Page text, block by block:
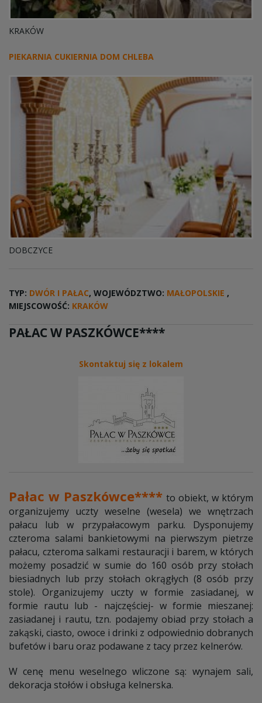
KRAKÓW
PIEKARNIA CUKIERNIA DOM CHLEBA
DOBCZYCE
TYP: DWÓR I PAŁAC, WOJEWÓDZTWO: MAŁOPOLSKIE ,
MIEJSCOWOŚĆ: KRAKÓW
PAŁAC W PASZKÓWCE****
Skontaktuj się z lokalem
Pałac w Paszkówce**** to obiekt, w którym
organizujemy uczty weselne (wesela) we wnętrzach
pałacu lub w przypałacowym parku. Dysponujemy
czteroma salami bankietowymi na pierwszym pietrze
pałacu, czteroma salkami restauracji i barem, w których
możemy posadzić w sumie do 160 osób przy stołach
biesiadnych lub przy stołach okrągłych (8 osób przy
stole). Organizujemy uczty w formie zasiadanej, w
formie rautu lub - najczęściej- w formie mieszanej:
zasiadanej i rautu, tzn. podajemy obiad przy stołach a
zakąski, ciasto, owoce i drinki z odpowiednio dobranych
bufetów i baru oraz podawane z tacy przez kelnerów.
W cenę menu weselnego wliczone są: wynajem sali,
dekoracja stołów i obsługa kelnerska.